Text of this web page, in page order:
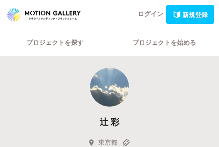
ログイン 新規登録
プロジェクトを探す プロジェクトを始める
辻 彩
東京都